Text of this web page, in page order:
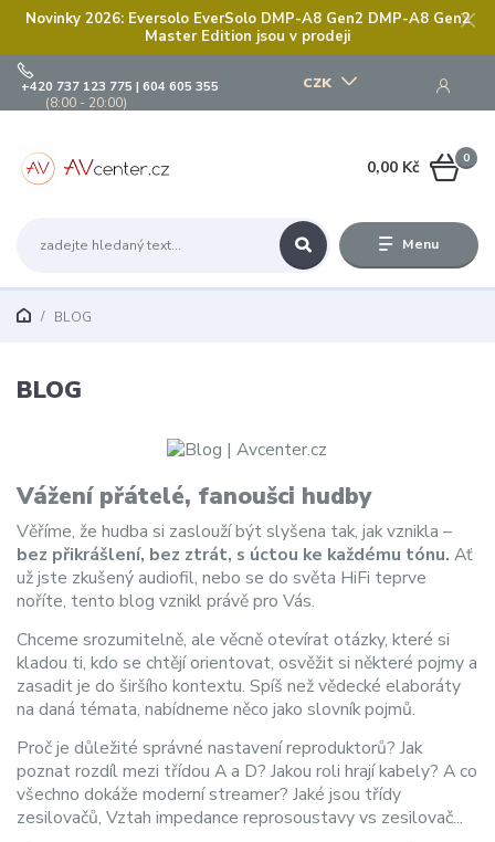
Novinky 2026: Eversolo EverSolo DMP-A8 Gen2 DMP-A8 Gen2
Master Edition jsou v prodeji
Menu
CZK
+420 737 123 775 | 604 605 355
(8:00 - 20:00)
0
0,00 Kč
BLOG
BLOG
Vážení přátelé, fanoušci hudby
Věříme, že hudba si zaslouží být slyšena tak, jak vznikla –
bez přikrášlení, bez ztrát, s úctou ke každému tónu. Ať
už jste zkušený audiofil, nebo se do světa HiFi teprve
noříte, tento blog vznikl právě pro Vás.
Chceme srozumitelně, ale věcně otevírat otázky, které si
kladou ti, kdo se chtějí orientovat, osvěžit si některé pojmy a
zasadit je do širšího kontextu. Spíš než vědecké elaboráty
na daná témata, nabídneme něco jako slovník pojmů.
Proč je důležité správné nastavení reproduktorů? Jak
poznat rozdíl mezi třídou A a D? Jakou roli hrají kabely? A co
všechno dokáže moderní streamer? Jaké jsou třídy
zesilovačů, Vztah impedance reprosoustavy vs zesilovač...